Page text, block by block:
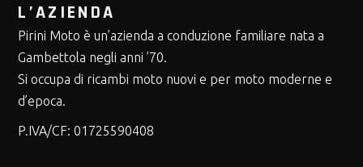
L’AZIENDA
Pirini Moto è un’azienda a conduzione familiare nata a
Gambettola negli anni ’70.
Si occupa di ricambi moto nuovi e per moto moderne e
d’epoca.
P.IVA/CF:01725590408